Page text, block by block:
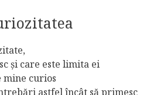
și care este limita ei
mine curios
astfel încât să primesc